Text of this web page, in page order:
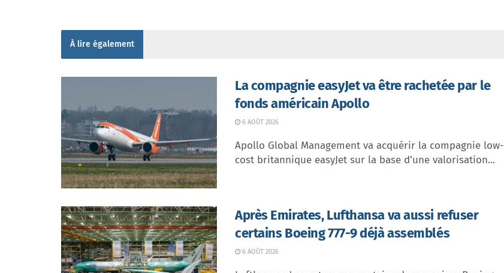
À lire également
La compagnie easyJet va être rachetée par le
fonds américain Apollo
6 AOÛT 2026
Apollo Global Management va acquérir la compagnie low-
cost britannique easyJet sur la base d’une valorisation...
Après Emirates, Lufthansa va aussi refuser
certains Boeing 777-9 déjà assemblés
6 AOÛT 2026